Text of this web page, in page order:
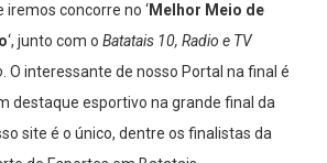
concorre no ‘ Melhor Meio de
‘, junto com o Batatais 10, Radio e TV
. O interessante de nosso Portal na final é
destaque esportivo na grande final da
site é o único, dentre os finalistas da